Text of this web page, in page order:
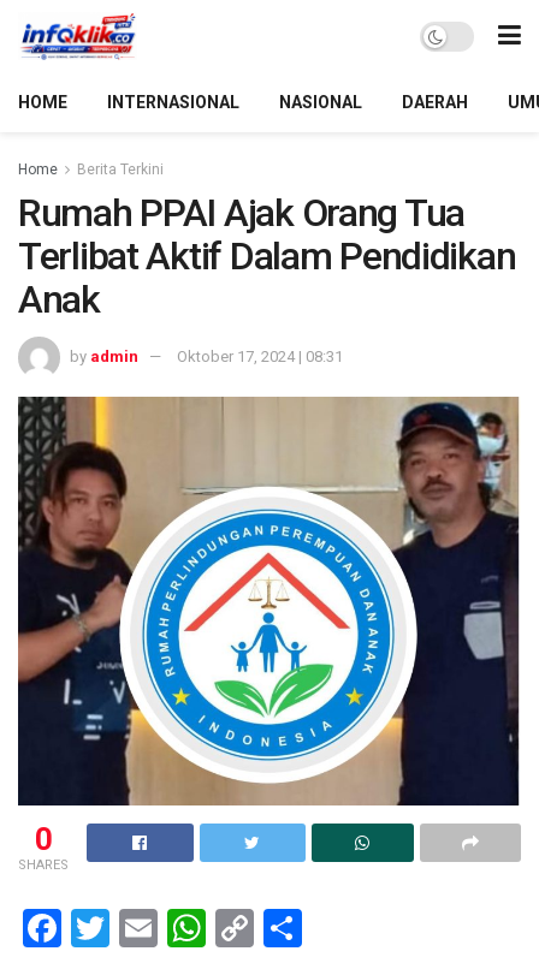
HOME INTERNASIONAL NASIONAL DAERAH
Home Berita Terkini
Rumah PPAI Ajak Orang Tua
Terlibat Aktif Dalam Pendidikan
Anak
by admin Oktober 17, 2024 | 08:31
0
SHARES
F
T
E
W
C